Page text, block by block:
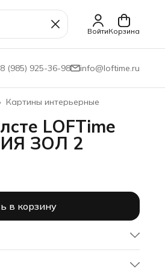
ВойтиКорзина
8 (985) 925-36-98 info@loftime.ru
Картины интерьерные
LOFTime
ЗОЛ 2
в корзину